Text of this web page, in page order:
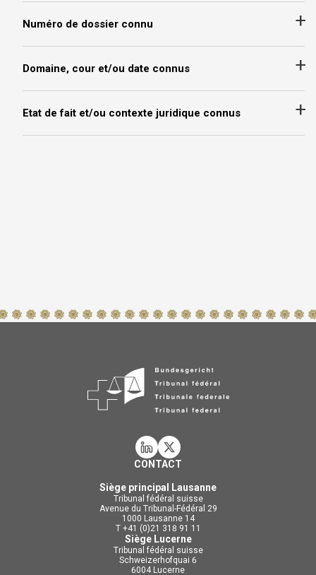
+
Numéro de dossier connu
+
Domaine, cour et/ou date connus
+
Etat de fait et/ou contexte juridique connus
CONTACT
Siège principal Lausanne
Tribunal fédéral suisse
Avenue du Tribunal-Fédéral 29
1000 Lausanne 14
T +41 (0)21 318 91 11
Siège Lucerne
Tribunal fédéral suisse
Schweizerhofquai 6
6004 Lucerne